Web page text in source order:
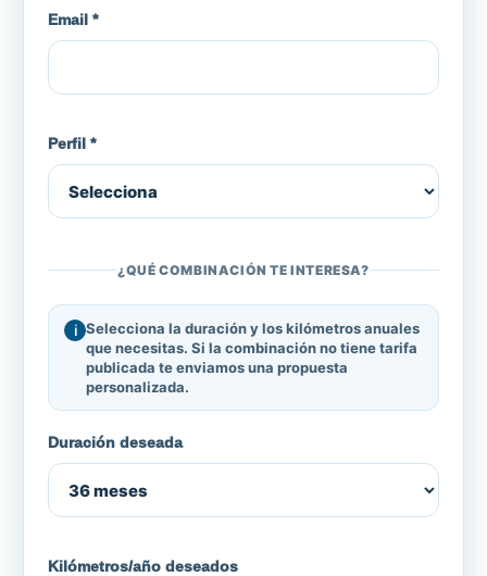
Email *
Perfil *
¿QUÉ COMBINACIÓN TE INTERESA?
Selecciona la duración y los kilómetros anuales
que necesitas. Si la combinación no tiene tarifa
publicada te enviamos una propuesta
personalizada.
Duración deseada
Kilómetros/año deseados